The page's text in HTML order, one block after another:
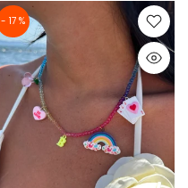
- 17 %